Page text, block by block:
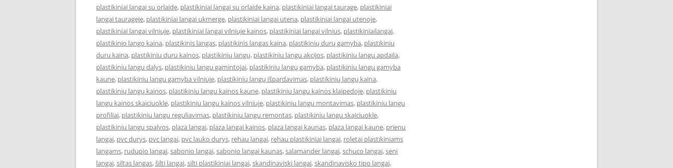
plastikiniai langai su orlaide, plastikiniai langai su orlaide kaina, plastikiniai langai taurage, plastikiniai
langai taurageje, plastikiniai langai ukmerge, plastikiniai langai utena, plastikiniai langai utenoje,
plastikiniai langai vilniuje, plastikiniai langai vilniuje kainos, plastikiniai langai vilnius, plastikiniailangai,
plastikinio lango kaina, plastikinis langas, plastikinis langas kaina, plastikinių durų gamyba, plastikiniu
duru kaina, plastikiniu duru kainos, plastikinių langų, plastikiniu langu akcijos, plastikiniu langu apdaila,
plastikiniu langu dalys, plastikiniu langu gamintojai, plastikinių langų gamyba, plastikiniu langu gamyba
kaune, plastikiniu langu gamyba vilniuje, plastikinių langų išpardavimas, plastikinių langų kaina,
plastikinių langų kainos, plastikiniu langu kainos kaune, plastikiniu langu kainos klaipedoje, plastikiniu
langu kainos skaiciuokle, plastikiniu langu kainos vilniuje, plastikiniu langu montavimas, plastikiniu langu
profiliai, plastikiniu langu reguliavimas, plastikiniu langu remontas, plastikiniu langu skaiciuokle,
plastikiniu langu spalvos, plaza langai, plaza langai kainos, plaza langai kaunas, plaza langai kaune, prienu
langai, pvc durys, pvc langai, pvc lauko durys, rehau langai, rehau plastikiniai langai, roletai plastikiniams
langams, rudupio langai,sabonio langai,sabonio langai kaunas,salamander langai,schuco langai,seni
langai,siltas langas,šilti langai,silti plastikiniai langai,skandinaviski langai,skandinavisko tipo langai,